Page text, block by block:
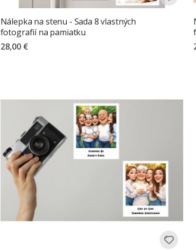
Nálepka na stenu - Sada 8 vlastných
fotografií na pamiatku
28,00 €